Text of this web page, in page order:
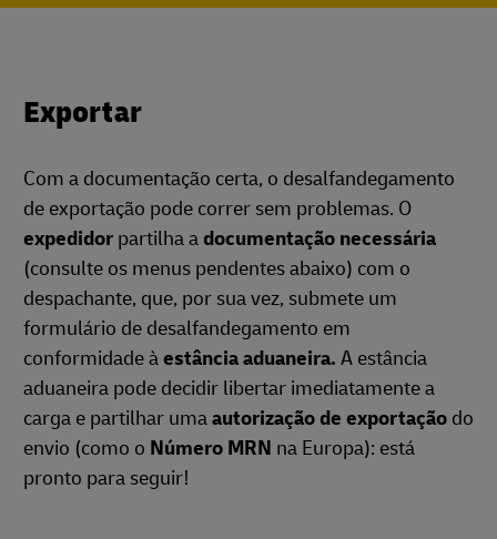
Exportar
Com a documentação certa, o desalfandegamento
de exportação pode correr sem problemas. O
expedidor partilha adocumentação necessária
(consulte os menus pendentes abaixo) com o
despachante, que, por sua vez, submete um
formulário de desalfandegamento em
conformidade àestância aduaneira. A estância
aduaneira pode decidir libertar imediatamente a
carga e partilhar umaautorização de exportação do
envio (como o Número MRN na Europa): está
pronto para seguir!